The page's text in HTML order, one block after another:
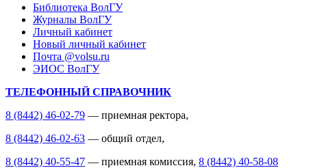
Библиотека ВолГУ
Журналы ВолГУ
Личный кабинет
Новый личный кабинет
Почта @volsu.ru
ЭИОС ВолГУ
ТЕЛЕФОННЫЙ СПРАВОЧНИК
8 (8442) 46-02-79 — приемная ректора,
8 (8442) 46-02-63 — общий отдел,
8 (8442) 40-55-47 — приемная комиссия, 8 (8442) 40-58-08